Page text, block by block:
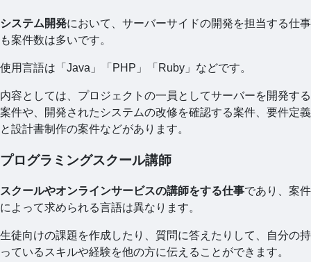
システム開発において、サーバーサイドの開発を担当する仕事
も案件数は多いです。
使用言語は「Java」「PHP」「Ruby」などです。
内容としては、プロジェクトの一員としてサーバーを開発する
案件や、開発されたシステムの改修を確認する案件、要件定義
と設計書制作の案件などがあります。
プログラミングスクール講師
スクールやオンラインサービスの講師をする仕事であり、案件
によって求められる言語は異なります。
生徒向けの課題を作成したり、質問に答えたりして、自分の持
っているスキルや経験を他の方に伝えることができます。